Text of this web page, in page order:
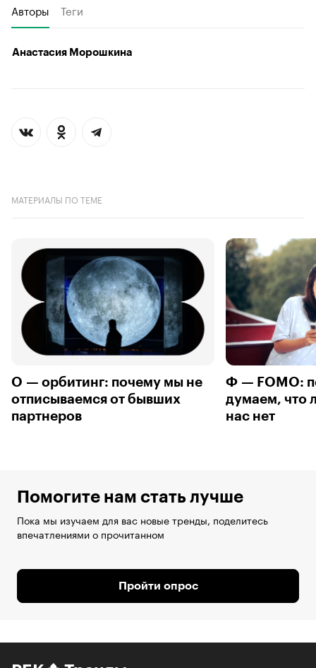
Авторы Теги
Анастасия Морошкина
МАТЕРИАЛЫ ПО ТЕМЕ
О — орбитинг: почему мы не
отписываемся от бывших
партнеров
Ф — FOMO:
думаем, что
нас нет
Помогите нам стать лучше
Пока мы изучаем для вас новые тренды, поделитесь
впечатлениями о прочитанном
Пройти опрос